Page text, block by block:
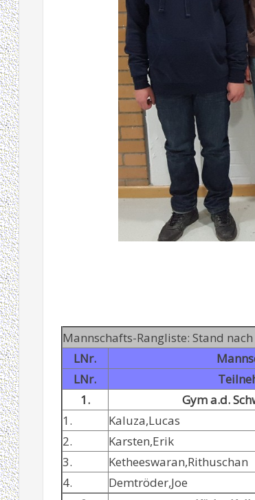
Mannschafts-Rangliste: Stand
LNr.
LNr.
1.
Gym a.d.
1.
Kaluza,Lucas
2.
Karsten,Erik
3.
Ketheeswaran,Rithuschan
4.
Demtröder,Joe